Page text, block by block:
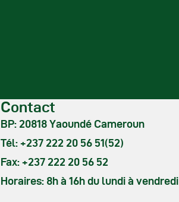
Contact
BP: 20818 Yaoundé Cameroun
Tél: +237 222 20 56 51(52)
Fax: +237 222 20 56 52
Horaires: 8h à 16h du lundi à vendredi